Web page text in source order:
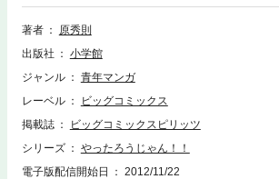
著者
原秀則
出版社
小学館
ジャンル
青年マンガ
レーベル
ビッグコミックス
掲載誌
ビッグコミックスピリッツ
シリーズ
やったろうじゃん！！
電子版配信開始日
2012/11/22